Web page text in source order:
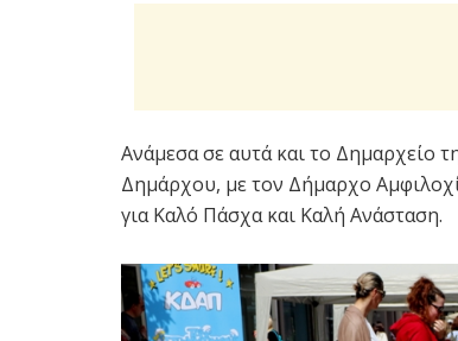
Ανάμεσα σε αυτά και το Δημαρχείο
Δημάρχου, με τον Δήμαρχο
για Καλό Πάσχα και Καλή Ανάσταση.